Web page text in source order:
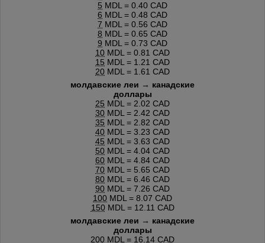
5 MDL = 0.40 CAD
6 MDL = 0.48 CAD
7 MDL = 0.56 CAD
8 MDL = 0.65 CAD
9 MDL = 0.73 CAD
10 MDL = 0.81 CAD
15 MDL = 1.21 CAD
20 MDL = 1.61 CAD
молдавские леи → канадские
доллары
25 MDL = 2.02 CAD
30 MDL = 2.42 CAD
35 MDL = 2.82 CAD
40 MDL = 3.23 CAD
45 MDL = 3.63 CAD
50 MDL = 4.04 CAD
60 MDL = 4.84 CAD
70 MDL = 5.65 CAD
80 MDL = 6.46 CAD
90 MDL = 7.26 CAD
100 MDL = 8.07 CAD
150MDL = 12.11 CAD
молдавские леи → канадские
доллары
200 MDL = 16.14 CAD